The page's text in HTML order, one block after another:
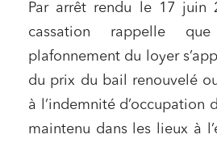
Par arrêt rendu le 17 juin
cassation rappelle
plafonnement du loyer
du prix du bail renouvelé
à l’indemnité d’occupation
maintenu dans les lieux à